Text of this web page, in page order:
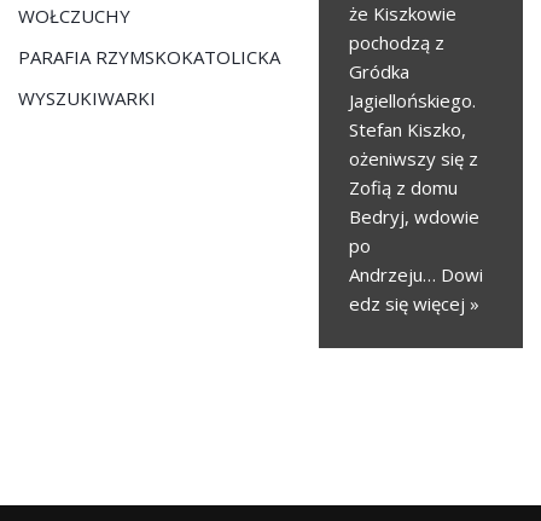
WOŁCZUCHY
PARAFIA RZYMSKOKATOLICKA
WYSZUKIWARKI
że Kiszkowie
pochodzą z
Gródka
Jagiellońskiego.
Stefan Kiszko,
ożeniwszy się z
Zofią z domu
Bedryj, wdowie
po
Andrzeju… Dowi
edz się więcej »